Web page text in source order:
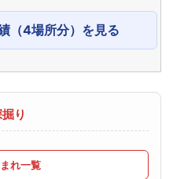
（4場所分）を見る
り
れ一覧